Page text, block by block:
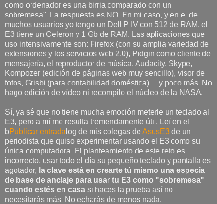
como ordenador es una birria comparado con un
sobremesa". La respuesta es NO. En mi caso, y en el de
muchos usuarios yo tengo un Dell P IV con 512 de RAM, el
E3 tiene un Celeron y 1 Gb de RAM. Las aplicaciones que
uso intensivamente son: Firefox (con su amplia variedad de
extensiones y los servicios web 2.0), Pidgin como cliente de
mensajería, el reproductor de música, Audacity, Skype,
Kompozer (edición de páginas web muy sencillo), visor de
fotos, Grisbi (para contabilidad doméstica).... y poco más. No
hago edición de vídeo ni recompilo el núcleo de la NASA.
Sí, ya sé que no tiene mucha emoción meterle un teclado al
E3, pero a mí me resulta tremendamente útil. Leí en el
bPublicar entrada log de mis colegas de AsusE3 de un
periodista que quiso experimentar usando el E3 como su
única computadora. El planteamiento de este reto es
incorrecto, usar todo el día su pequeño teclado y pantalla es
agotador, la clave está en crearte tú mismo una especia
de base de anclaje para usar tu E3 como "sobremesa"
cuando estés en casa si haces la prueba así no
necesitarás más. No echarás de menos nada.